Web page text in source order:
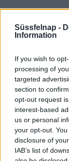
Süssfelnap -
Information
If you wish to
processing of
targeted
section to
opt-out request
interest-based
us or personal
your opt-out.
disclosure of
IAB’s list of
Felsőnyárád
Aug 09. Aug 10.